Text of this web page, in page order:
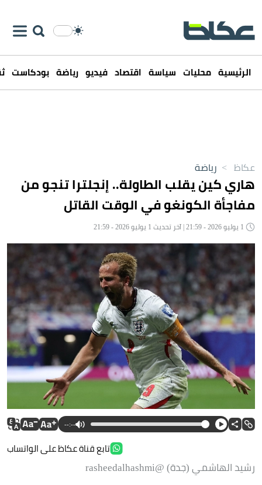
الرئيسية محليات سياسة اقتصاد فيديو رياضة بودكاست
عكاظ > رياضة
هاري كين يقلب الطاولة.. إنجلترا تنجو من
مفاجأة الكونغو في الوقت القاتل
--:--
تابع قناة عكاظ على الواتساب
رشيد الهاشمي (جدة) @rasheedalhashmi